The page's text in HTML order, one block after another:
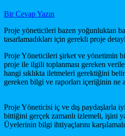
Bir Cevap Yazın
Proje yöneticileri bazen yoğunluktan
tasarlamadıkları için gerekli proje
Proje Yöneticileri şirket ve yönetimin
proje ile ilgili toplanması gereken
hangi sıklıkta iletmeleri gerektiğini
gereken bilgi ve raporları içeriğinin ne
Proje Yöneticisi iç ve dış paydaşlarla
bittiğini gerçek zamanlı izlemeli, işini
Üyelerinin bilgi ihtiyaçlarını